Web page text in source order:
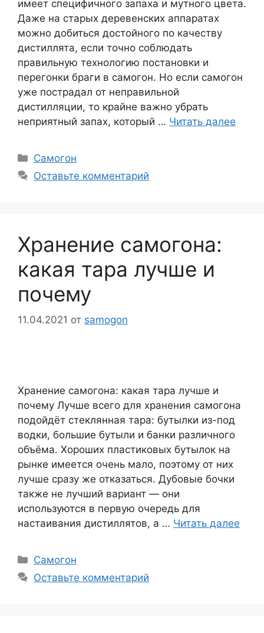
имеет специфичного запаха и мутного цвета.
Даже на старых деревенских аппаратах
можно добиться достойного по качеству
дистиллята, если точно соблюдать
правильную технологию постановки и
перегонки браги в самогон. Но если самогон
уже пострадал от неправильной
дистилляции, то крайне важно убрать
неприятный запах, который … Читать далее
Рубрики
Самогон
Оставьте комментарий
Хранение самогона:
какая тара лучше и
почему
11.04.2021 от samogon
Хранение самогона: какая тара лучше и
почему Лучше всего для хранения самогона
подойдёт стеклянная тара: бутылки из-под
водки, большие бутыли и банки различного
объёма. Хороших пластиковых бутылок на
рынке имеется очень мало, поэтому от них
лучше сразу же отказаться. Дубовые бочки
также не лучший вариант — они
используются в первую очередь для
настаивания дистиллятов, а … Читать далее
Рубрики
Самогон
Оставьте комментарий